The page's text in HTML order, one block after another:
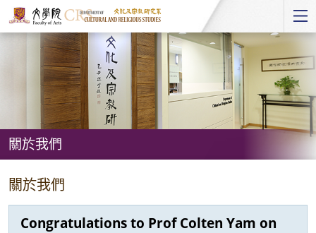
Start
關於我們
於關於我們
Congratulations to Prof Colten Yam on